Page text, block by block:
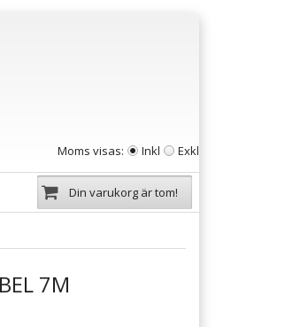
Moms visas: Inkl Exkl
Din varukorg är tom!
7M